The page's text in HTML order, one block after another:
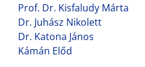
Prof. Dr. Kisfaludy Márta
Dr. Juhász Nikolett
Dr. Katona János
Kámán Előd